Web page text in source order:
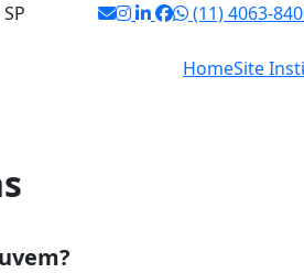
(11) 4063-
HomeSite